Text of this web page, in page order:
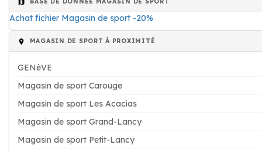
Achat fichier Magasin de sport -20%
MAGASIN DE SPORT À PROXIMITÉ
GENèVE
Magasin de sport Carouge
Magasin de sport Les Acacias
Magasin de sport Grand-Lancy
Magasin de sport Petit-Lancy